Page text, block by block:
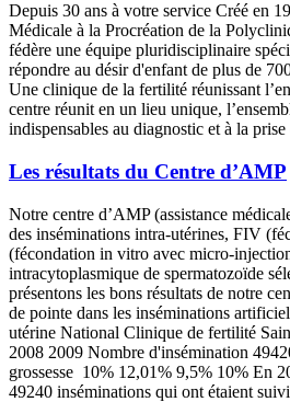
Depuis 30 ans à votre service Créé en
Médicale à la Procréation de la
fédère une équipe pluridisciplinaire
répondre au désir d'enfant de plus de
Une clinique de la fertilité réunissant
centre réunit en un lieu unique,
indispensables au diagnostic et à la
Les résultats du Centre d’AMP
Notre centre d’AMP (assistance
des inséminations intra-utérines, FIV
(fécondation in vitro avec micro-
intracytoplasmique de spermatozoïde
présentons les bons résultats de notre
de pointe dans les inséminations
utérine National Clinique de fertilité
2008 2009 Nombre d'insémination
grossesse 10% 12,01% 9,5% 10% En
49240 inséminations qui ont étaient